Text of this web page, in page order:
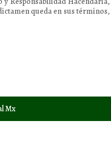
queda en sus términos,
Mx